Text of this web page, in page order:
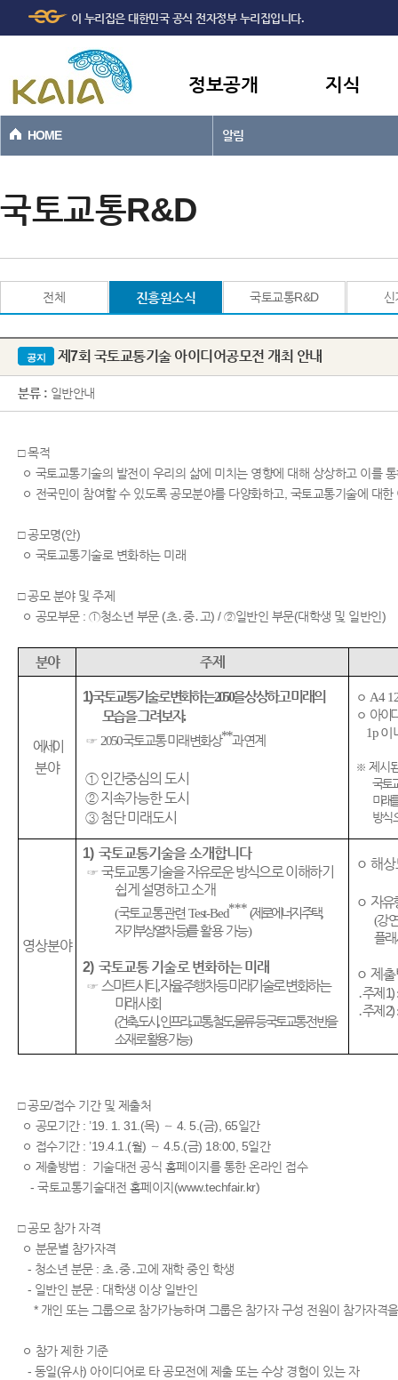
본문바로가기
이 누리집은 대한민국 공식 전자정부 누리집입니다.
정보공개 지식
HOME 알림
국토교통R&D
전체 진흥원소식 국토교통R&D 신
공지 제7회 국토교통기술 아이디어공모전 개최 안내
분류 : 일반안내
□ 목적
ㅇ 국토교통기술의 발전이 우리의 삶에 미치는 영향에 대해 상상하고 이를
ㅇ 전국민이 참여할 수 있도록 공모분야를 다양화하고, 국토교통기술에 대
□ 공모명(안)
ㅇ 국토교통기술로 변화하는 미래
□ 공모 분야 및 주제
ㅇ 공모부문 : ①청소년 부문 (초․중․고) / ②일반인 부문(대학생 및 일반인)
분야 주제
에세이
분야
1)국토교통기술로 변화하는2050을상상하고미래의
모습을 그려보자.
☞ 2050국토교통 미래 변화상**과 연계
①인간중심의 도시
②지속가능한 도시
③첨단 미래도시
ㅇ A4
ㅇ 아이
1p 이
※ 제시
국토
미래
방식
영상분야
1)국토교통기술을 소개합니다
☞국토교통기술을 자유로운 방식으로 이해하기
쉽게 설명하고 소개
(국토교통관련 Test-Bed*** (제로에너지 주택,
자기부상열차 등)를 활용 가능)
2)국토교통 기술로 변화하는 미래
☞ 스마트시티 ,자율주행차 등 미래기술로 변화하는
미래 사회
(건축,도시,인프라,교통,철도,물류 등 국토교통전반을
소재로 활용 가능)
ㅇ 해
ㅇ 자유
(강
플래
ㅇ 제
․주제 1)
․주제 2)
□ 공모/접수 기간 및 제출처
ㅇ 공모기간 : ’19. 1. 31.(목) ∼ 4. 5.(금), 65일간
ㅇ 접수기간 : ’19.4.1.(월) ∼ 4.5.(금) 18:00, 5일간
ㅇ 제출방법 : 기술대전 공식 홈페이지를 통한 온라인 접수
- 국토교통기술대전 홈페이지(www.techfair.kr)
□ 공모 참가 자격
ㅇ 분문별 참가자격
- 청소년 분문 : 초․중․고에 재학 중인 학생
- 일반인 분문 : 대학생 이상 일반인
* 개인 또는 그룹으로 참가가능하며 그룹은 참가자 구성 전원이 참가자격
ㅇ 참가 제한 기준
- 동일(유사) 아이디어로 타 공모전에 제출 또는 수상 경험이 있는 자